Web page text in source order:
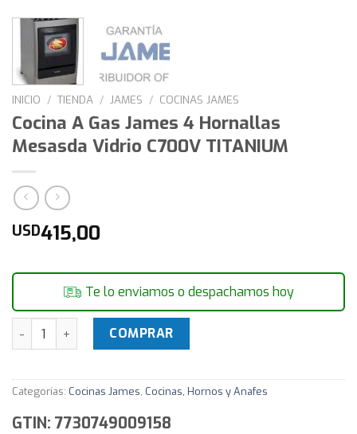
INICIO / TIENDA / JAMES / COCINAS JAMES
Cocina A Gas James 4 Hornallas
Mesasda Vidrio C700V TITANIUM
USD415,00
Te lo enviamos o despachamos hoy
Cocina A Gas James 4 Hornallas Mesasda Vidrio C700V
COMPRAR
Categorías: Cocinas James, Cocinas, Hornos y Anafes
GTIN: 7730749009158